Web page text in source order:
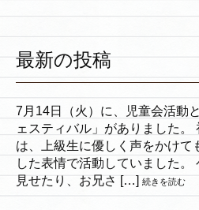
最新の投稿
7月14日（火）に、児童会活動
ェスティバル」がありました。
は、上級生に優しく声をかけて
した表情で活動していました。
見せたり、お兄さ […] 続きを読む